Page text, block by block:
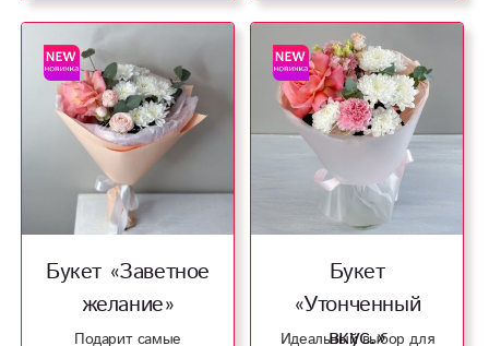
Букет «Заветное
желание»
Подарит самые
Букет
«Утонченный
вкус.»
Идеальный выбор для